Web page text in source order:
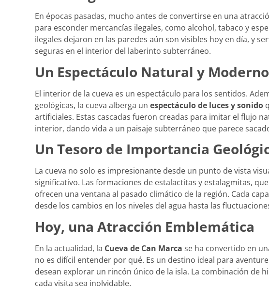
En épocas pasadas, mucho antes de convertirse en una
para esconder mercancías ilegales, como alcohol, tabaco y
ilegales dejaron en las paredes aún son visibles hoy en día, y
seguras en el interior del laberinto subterráneo.
Un Espectáculo Natural y Moderno
El interior de la cueva es un espectáculo para los sentidos.
geológicas, la cueva alberga un espectáculo de luces y sonido
artificiales. Estas cascadas fueron creadas para imitar el flujo
interior, dando vida a un paisaje subterráneo que parece
Un Tesoro de Importancia
La cueva no solo es impresionante desde un punto de vista
significativo. Las formaciones de estalactitas y estalagmitas,
ofrecen una ventana al pasado climático de la región. Cada
desde los cambios en los niveles del agua hasta las
Hoy, una Atracción Emblemática
En la actualidad, la Cueva de Can Marca se ha convertido en
no es difícil entender por qué. Es un destino ideal para
desean explorar un rincón único de la isla. La combinación de
cada visita sea inolvidable.